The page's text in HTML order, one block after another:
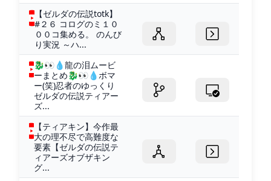
【ゼルダの伝説totk】
#２６ コログのミ１０
００コ集める。 のんび
り実況 ～ハ...
🐉👀💧龍の泪ムービ
ーまとめ🐉👀💧ボマ
ー(笑)忍者のゆっくり
ゼルダの伝説ティアー
ズ...
【ティアキン】今作最
大の理不尽で高難度な
要素【ゼルダの伝説テ
ィアーズオブザキン
グ...